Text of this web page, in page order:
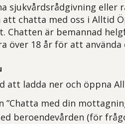
sjukvårdsrådgivning eller
att chatta med oss i Alltid
Chatten är bemannad
över 18 år för att använda
att ladda ner och öppna
”Chatta med din
beroendevården (för